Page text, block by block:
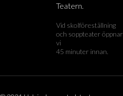
Teatern.
Vid skolföreställning
och soppteater öppnar
vi
45 minuter innan.